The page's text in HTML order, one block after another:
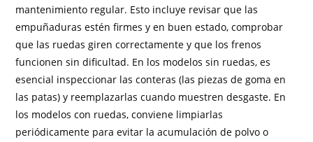
mantenimiento regular. Esto incluye revisar que las
empuñaduras estén firmes y en buen estado, comprobar
que las ruedas giren correctamente y que los frenos
funcionen sin dificultad. En los modelos sin ruedas, es
esencial inspeccionar las conteras (las piezas de goma en
las patas) y reemplazarlas cuando muestren desgaste. En
los modelos con ruedas, conviene limpiarlas
periódicamente para evitar la acumulación de polvo o